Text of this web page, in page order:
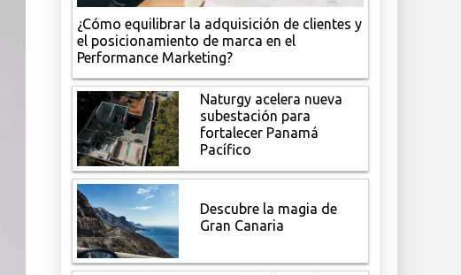
¿Cómo equilibrar la adquisición de clientes y
el posicionamiento de marca en el
Performance Marketing?
Naturgy acelera nueva
subestación para
fortalecer Panamá
Pacífico
Descubre la magia de
Gran Canaria